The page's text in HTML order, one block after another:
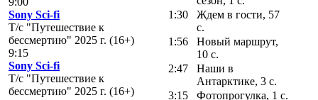
Sony Sci-fi
Т/с "Путешествие к
бессмертию" 2025 г. (16+)
9:15
Sony Sci-fi
Т/с "Путешествие к
бессмертию" 2025 г. (16+)
1:30
Ждем в гости, 57
с.
1:56
Новый маршрут,
10 с.
2:47
Наши в
Антарктике, 3 с.
3:15
Фотопрогулка, 1 с.